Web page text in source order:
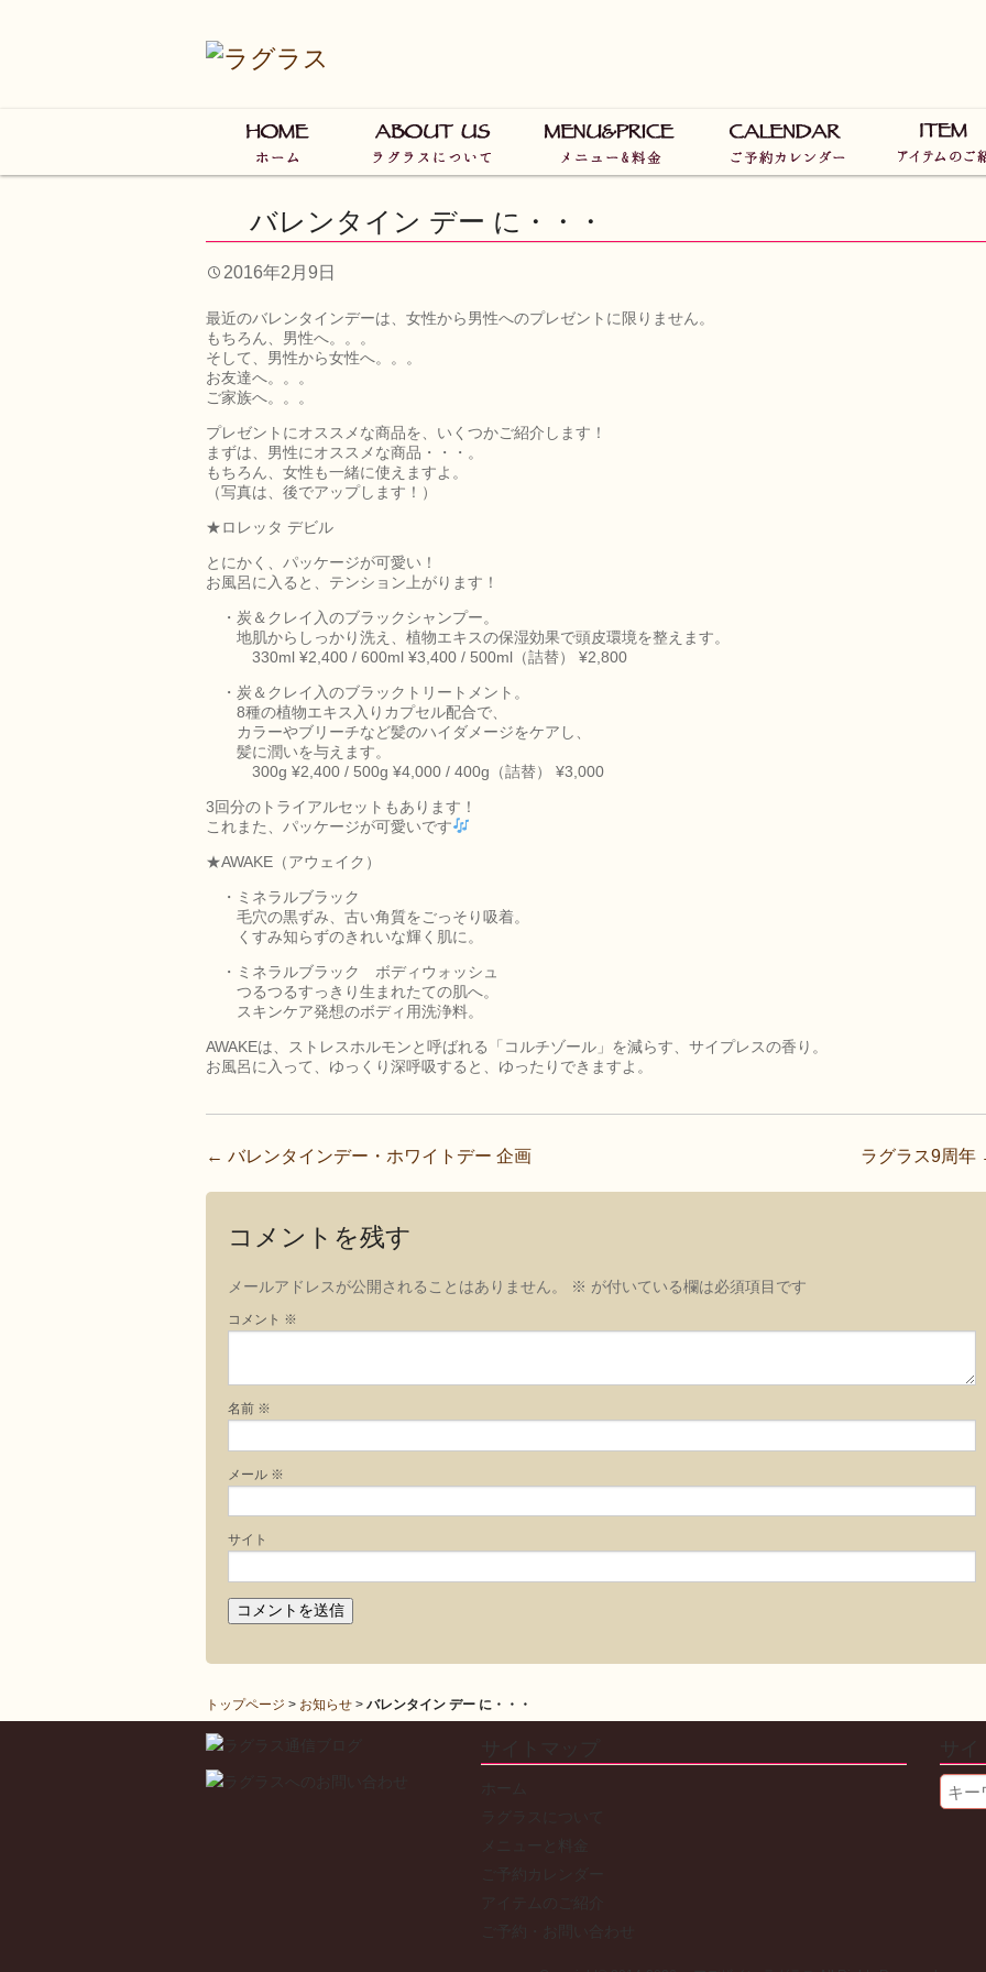
バレンタイン デー に・・・
2016年2月9日
最近のバレンタインデーは、女性から男性へのプレゼントに限りません。
もちろん、男性へ。。。
そして、男性から女性へ。。。
お友達へ。。。
ご家族へ。。。
プレゼントにオススメな商品を、いくつかご紹介します！
まずは、男性にオススメな商品・・・。
もちろん、女性も一緒に使えますよ。
（写真は、後でアップします！）
★ロレッタ デビル
とにかく、パッケージが可愛い！
お風呂に入ると、テンション上がります！
・炭＆クレイ入のブラックシャンプー。
地肌からしっかり洗え、植物エキスの保湿効果で頭皮環境を整えます。
330ml ¥2,400 / 600ml ¥3,400 / 500ml（詰替） ¥2,800
・炭＆クレイ入のブラックトリートメント。
8種の植物エキス入りカプセル配合で、
カラーやブリーチなど髪のハイダメージをケアし、
髪に潤いを与えます。
300g ¥2,400 / 500g ¥4,000 / 400g（詰替） ¥3,000
3回分のトライアルセットもあります！
これまた、パッケージが可愛いです
★AWAKE（アウェイク）
・ミネラルブラック
毛穴の黒ずみ、古い角質をごっそり吸着。
くすみ知らずのきれいな輝く肌に。
・ミネラルブラック ボディウォッシュ
つるつるすっきり生まれたての肌へ。
スキンケア発想のボディ用洗浄料。
AWAKEは、ストレスホルモンと呼ばれる「コルチゾール」を減らす、サイプレスの香り。
お風呂に入って、ゆっくり深呼吸すると、ゆったりできますよ。
投
稿
ー
ョ
ン
← バレンタインデー・ホワイトデー 企画 ラグラス9周年
コメントを残す
メールアドレスが公開されることはありません。 ※ が付いている欄は必須項目です
コメント ※
名前 ※
メール ※
サイト
トップページ > お知らせ > バレンタイン デー に・・・